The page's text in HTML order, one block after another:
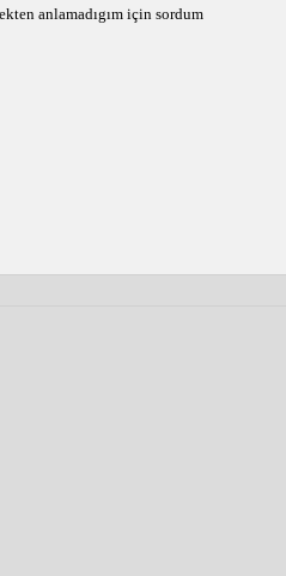
anlamadıgım için sordum